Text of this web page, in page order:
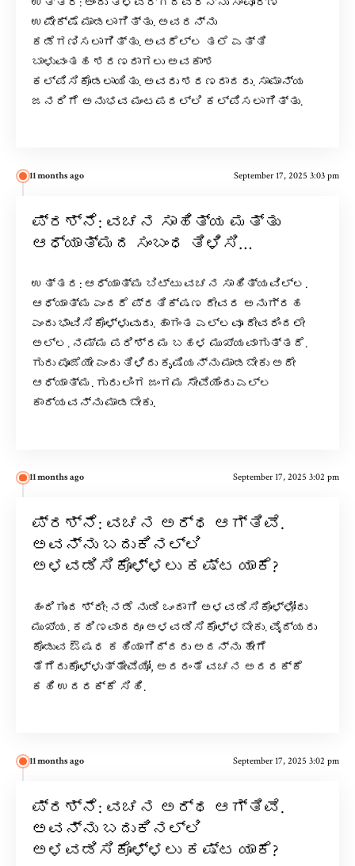
ಉಪೇಕ್ಷೆ ಮಾಡಲಾಗಿತ್ತು. ಅವರನ್ನು
ಕಡೆಗಣಿಸಲಾಗಿತ್ತು. ಅವರೆಲ್ಲ ತಲೆ ಎತ್ತಿ
ಬಾಳುವಂತಹ ಶರಣರಾಗಲು ಅವಕಾಶ
ಕಲ್ಪಿಸಿಕೊಡಲಾಯಿತು. ಅವರು ಶರಣರಾದರು. ಸಾಮಾನ್ಯ
ಜನರಿಗೆ ಅನುಭವ ಮಂಟಪದಲ್ಲಿ ಕಲ್ಪಿಸಲಾಗಿತ್ತು.
11 months ago September 17, 2025 3:03 pm
ಪ್ರಶ್ನೆ: ವಚನ ಸಾಹಿತ್ಯ ಮತ್ತು
ಆಧ್ಯಾತ್ಮದ ಸಂಬಂಧ ತಿಳಿಸಿ…
ಉತ್ತರ: ಆಧ್ಯಾತ್ಮ ಬಿಟ್ಟು ವಚನ ಸಾಹಿತ್ಯವಿಲ್ಲ.
ಆಧ್ಯಾತ್ಮ ಎಂದರೆ ಪ್ರತಿಕ್ಷಣ ದೇವರ ಅನುಗ್ರಹ
ಎಂದು ಭಾವಿಸಿಕೊಳ್ಳುವುದು. ಹಾಗಂತ ಎಲ್ಲವೂ ದೇವರಿಂದಲೇ
ಅಲ್ಲ. ನಮ್ಮ ಪರಿಶ್ರಮ ಬಹಳ ಮುಖ್ಯವಾಗುತ್ತದೆ.
ಗುರು ಪೂಜೆಯೇ ಎಂದು ತಿಳಿದು ಕೃಷಿಯನ್ನು ಮಾಡಬೇಕು ಅದೇ
ಆಧ್ಯಾತ್ಮ. ಗುರು ಲಿಂಗ ಜಂಗಮ ಸೇವೆಯೆಂದು ಎಲ್ಲ
ಕಾರ್ಯವನ್ನು ಮಾಡಬೇಕು.
11 months ago September 17, 2025 3:02 pm
ಪ್ರಶ್ನೆ: ವಚನ ಅರ್ಥ ಆಗ್ತಿವೆ.
ಅವನ್ನು ಬದುಕಿನಲ್ಲಿ
ಅಳವಡಿಸಿಕೊಳ್ಳಲು ಕಷ್ಟ ಯಾಕೆ?
ಹಂದಿಗುಂದ ಶ್ರೀ: ನಡೆ ನುಡಿ ಒಂದಾಗಿ ಅಳವಡಿಸಿಕೊಳ್ಳೋದು
ಮುಖ್ಯ. ಕಠಿಣವಾದರೂ ಅಳವಡಿಸಿಕೊಳ್ಳಬೇಕು. ವೈದ್ಯರು
ಕೊಡುವ ಔಷಧ ಕಹಿಯಾಗಿದ್ದರು ಅದನ್ನು ಹೇಗೆ
ತೆಗೆದುಕೊಳ್ಳುತ್ತೇವೆಯೋ, ಅದರಂತೆ ವಚನ ಅದರಕ್ಕೆ
ಕಹಿ ಉದರಕ್ಕೆ ಸಿಹಿ.
11 months ago September 17, 2025 3:02 pm
ಪ್ರಶ್ನೆ: ವಚನ ಅರ್ಥ ಆಗ್ತಿವೆ.
ಅವನ್ನು ಬದುಕಿನಲ್ಲಿ
ಅಳವಡಿಸಿಕೊಳ್ಳಲು ಕಷ್ಟ ಯಾಕೆ?